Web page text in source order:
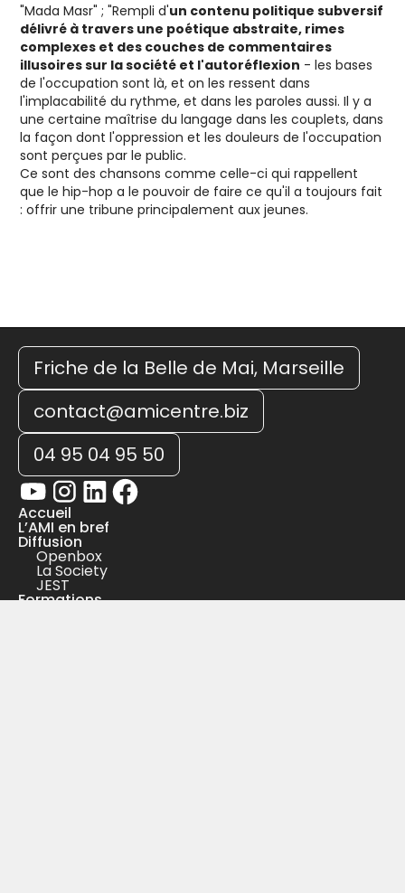
"Mada Masr" ; "Rempli d'un contenu politique subversif
délivré à travers une poétique abstraite, rimes
complexes et des couches de commentaires
illusoires sur la société et l'autoréflexion - les bases
de l'occupation sont là, et on les ressent dans
l'implacabilité du rythme, et dans les paroles aussi. Il y a
une certaine maîtrise du langage dans les couplets, dans
la façon dont l'oppression et les douleurs de l'occupation
sont perçues par le public.
Ce sont des chansons comme celle-ci qui rappellent
que le hip-hop a le pouvoir de faire ce qu'il a toujours fait
: offrir une tribune principalement aux jeunes.
Friche de la Belle de Mai, Marseille
contact@amicentre.biz
04 95 04 95 50
Accueil
L’AMI en bref
Diffusion
Openbox
La Society
JEST
Formations